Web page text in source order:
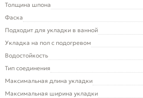
Толщина шпона
Фаска
Подходит для укладки в ванной
Укладка на пол c подогревом
Водостойкость
Тип соединения
Максимальная длина укладки
Максимальная ширина укладки